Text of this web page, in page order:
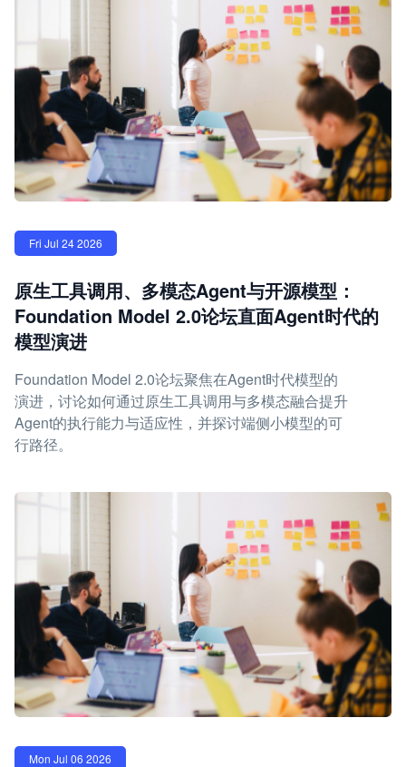
Fri Jul 24 2026
原生工具调用、多模态Agent与开源模型：
Foundation Model 2.0论坛直面Agent时代的
模型演进
Foundation Model 2.0论坛聚焦在Agent时代模型的
演进，讨论如何通过原生工具调用与多模态融合提升
Agent的执行能力与适应性，并探讨端侧小模型的可
行路径。
Mon Jul 06 2026